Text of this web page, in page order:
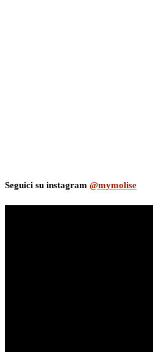
Seguici su instagram @mymolise